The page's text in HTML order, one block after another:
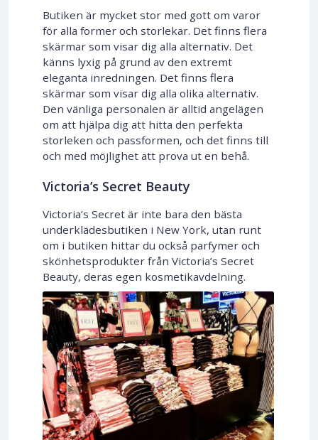
Butiken är mycket stor med gott om varor
för alla former och storlekar. Det finns flera
skärmar som visar dig alla alternativ. Det
känns lyxig på grund av den extremt
eleganta inredningen. Det finns flera
skärmar som visar dig alla olika alternativ.
Den vänliga personalen är alltid angelägen
om att hjälpa dig att hitta den perfekta
storleken och passformen, och det finns till
och med möjlighet att prova ut en behå.
Victoria’s Secret Beauty
Victoria’s Secret är inte bara den bästa
underklädesbutiken i New York, utan runt
om i butiken hittar du också parfymer och
skönhetsprodukter från Victoria’s Secret
Beauty, deras egen kosmetikavdelning.